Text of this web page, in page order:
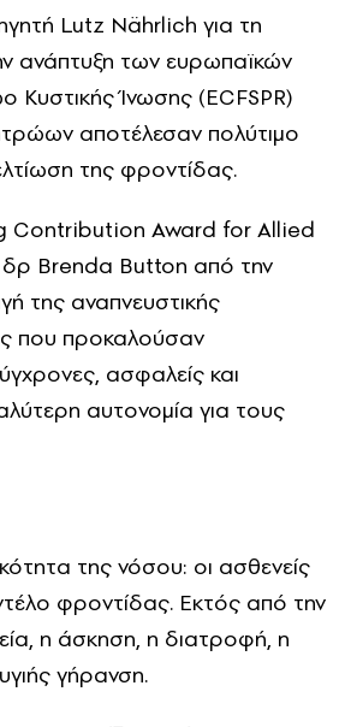
Lutz Nährlich για τη
ανάπτυξη των ευρωπαϊκών
Ίνωσης (ECFSPR)
αποτέλεσαν πολύτιμο
της φροντίδας.
Contribution Award for Allied
Brenda Button από την
της αναπνευστικής
που προκαλούσαν
ασφαλείς και
αυτονομία για τους
της νόσου: οι ασθενείς
φροντίδας. Εκτός από την
η άσκηση, η διατροφή, η
γήρανση.